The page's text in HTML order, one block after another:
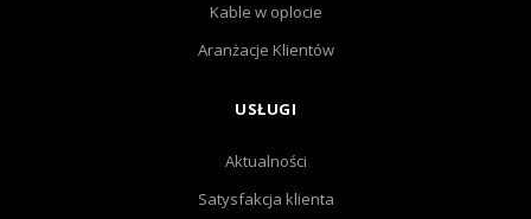
Kable w oplocie
Aranżacje Klientów
USŁUGI
Aktualności
Satysfakcja klienta